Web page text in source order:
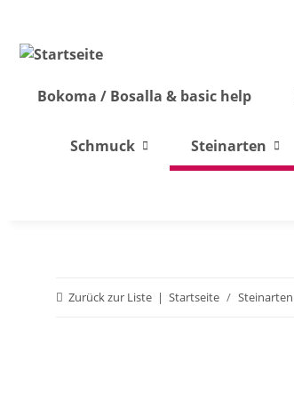
Bokoma / Bosalla & basic help
Schmuck Steinarten
Zurück zur Liste Startseite Steinarten